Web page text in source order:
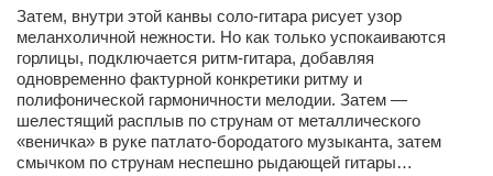
Евгений Полюхович
Ольга Чикина
Бизнес-партнёры
Здоровье
Врач психиатр–нарколог Анплеев А.Б.
Затем, внутри этой канвы соло-гитара рисует узор
меланхоличной нежности. Но как только успокаиваются
горлицы, подключается ритм-гитара, добавляя
одновременно фактурной конкретики ритму и
полифонической гармоничности мелодии. Затем —
шелестящий расплыв по струнам от металлического
«веничка» в руке патлато-бородатого музыканта, затем
смычком по струнам неспешно рыдающей гитары…